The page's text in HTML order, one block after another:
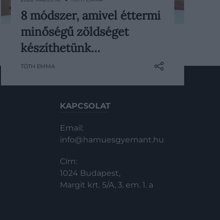
Az éttermi zöldségek a
közhiedelemmel ellentétben nem
csupán a vaj használata miatt olyan
alaposabban dolgoznak, hiszen
füstölve, sütve, savanyítva vagy
8 módszer, amivel éttermi
minőségű zöldséget
készíthetünk…
TÓTH EMMA
KAPCSOLAT
Email:
info@hamuesgyemant.hu
Cím:
1024 Budapest,
Margit krt. 5/A, 3. em. 1. a